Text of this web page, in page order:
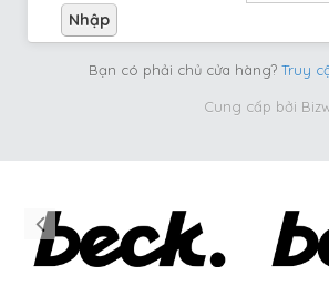
Bạn có phải chủ cửa hàng? Truy
Cung cấp bởi